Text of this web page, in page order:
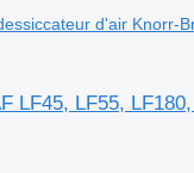
d'air Knorr-
LF45, LF55,